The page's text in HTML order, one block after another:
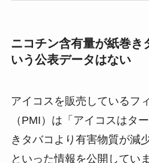
ニコチン含有量が紙巻き
いう公表データはない
アイコスを販売しているフ
（PMI）は「アイコスはタ
きタバコより有害物質が減
といった情報を公開していま